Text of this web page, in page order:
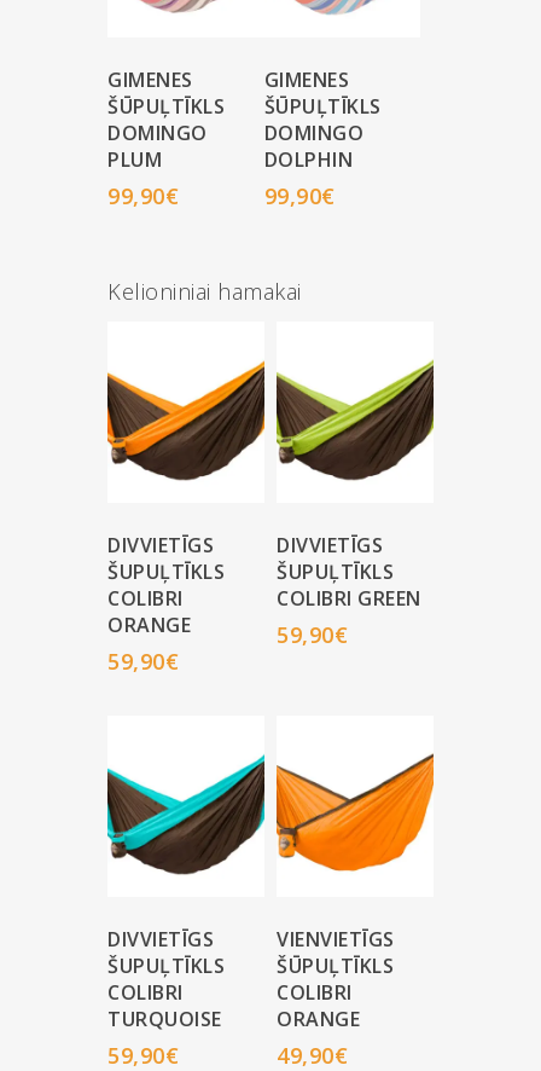
GIMENES
ŠŪPUĻTĪKLS
DOMINGO
PLUM
99,90€
GIMENES
ŠŪPUĻTĪKLS
DOMINGO
DOLPHIN
99,90€
Kelioniniai hamakai
DIVVIETĪGS
ŠUPUĻTĪKLS
COLIBRI
ORANGE
59,90€
DIVVIETĪGS
ŠUPUĻTĪKLS
COLIBRI GREEN
59,90€
DIVVIETĪGS
ŠUPUĻTĪKLS
COLIBRI
TURQUOISE
59,90€
VIENVIETĪGS
ŠŪPUĻTĪKLS
COLIBRI
ORANGE
49,90€